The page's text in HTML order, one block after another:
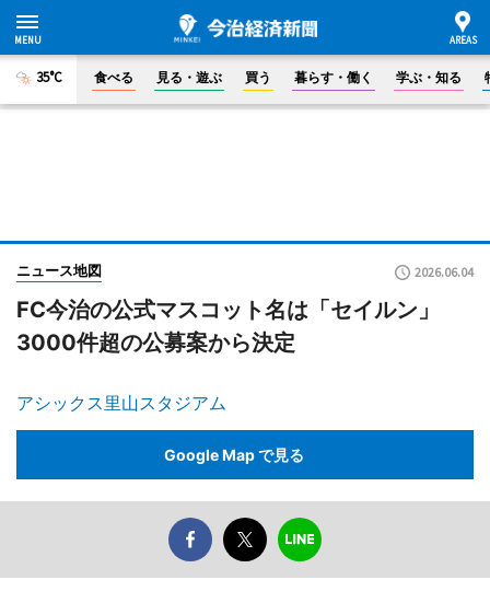
35°C 食べる 見る・遊ぶ 買う 暮らす・働く 学ぶ・知る
ニュース地図 2026.06.04
FC今治の公式マスコット名は「セイルン」
3000件超の公募案から決定
アシックス里山スタジアム
Google Map で見る